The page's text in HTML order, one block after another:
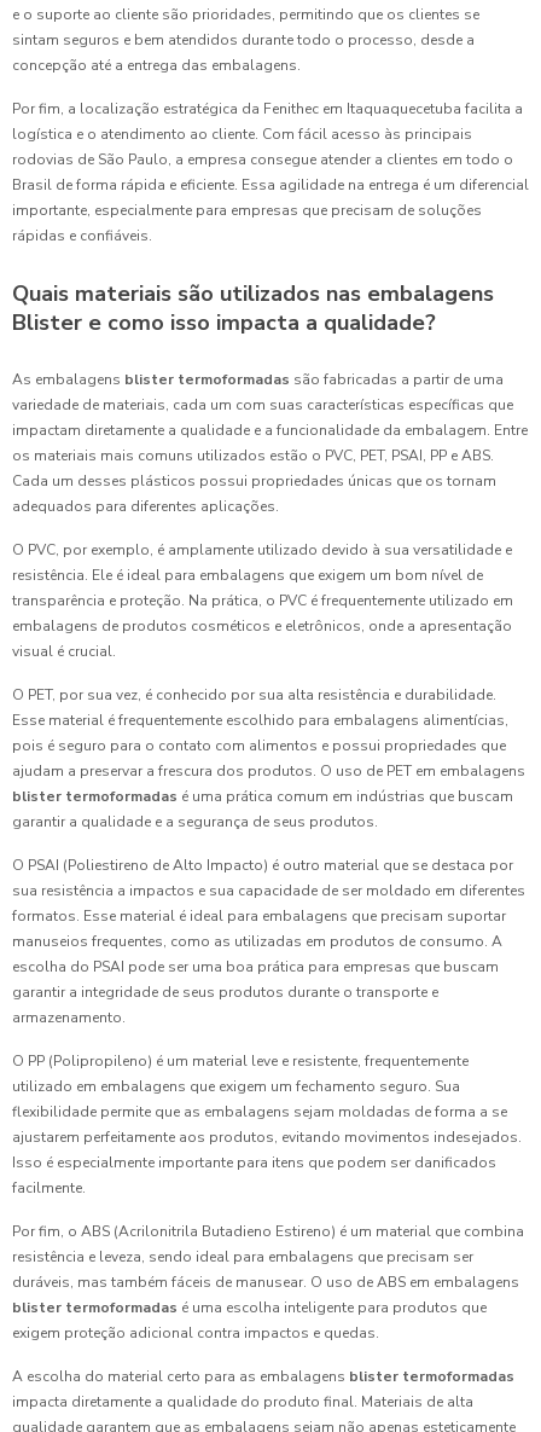
e o suporte ao cliente são prioridades, permitindo que os clientes se
sintam seguros e bem atendidos durante todo o processo, desde a
concepção até a entrega das embalagens.
Por fim, a localização estratégica da Fenithec em Itaquaquecetuba facilita a
logística e o atendimento ao cliente. Com fácil acesso às principais
rodovias de São Paulo, a empresa consegue atender a clientes em todo o
Brasil de forma rápida e eficiente. Essa agilidade na entrega é um diferencial
importante, especialmente para empresas que precisam de soluções
rápidas e confiáveis.
Quais materiais são utilizados nas embalagens
Blister e como isso impacta a qualidade?
As embalagens blister termoformadas são fabricadas a partir de uma
variedade de materiais, cada um com suas características específicas que
impactam diretamente a qualidade e a funcionalidade da embalagem. Entre
os materiais mais comuns utilizados estão o PVC, PET, PSAI, PP e ABS.
Cada um desses plásticos possui propriedades únicas que os tornam
adequados para diferentes aplicações.
O PVC, por exemplo, é amplamente utilizado devido à sua versatilidade e
resistência. Ele é ideal para embalagens que exigem um bom nível de
transparência e proteção. Na prática, o PVC é frequentemente utilizado em
embalagens de produtos cosméticos e eletrônicos, onde a apresentação
visual é crucial.
O PET, por sua vez, é conhecido por sua alta resistência e durabilidade.
Esse material é frequentemente escolhido para embalagens alimentícias,
pois é seguro para o contato com alimentos e possui propriedades que
ajudam a preservar a frescura dos produtos. O uso de PET em embalagens
blister termoformadas é uma prática comum em indústrias que buscam
garantir a qualidade e a segurança de seus produtos.
O PSAI (Poliestireno de Alto Impacto) é outro material que se destaca por
sua resistência a impactos e sua capacidade de ser moldado em diferentes
formatos. Esse material é ideal para embalagens que precisam suportar
manuseios frequentes, como as utilizadas em produtos de consumo. A
escolha do PSAI pode ser uma boa prática para empresas que buscam
garantir a integridade de seus produtos durante o transporte e
armazenamento.
O PP (Polipropileno) é um material leve e resistente, frequentemente
utilizado em embalagens que exigem um fechamento seguro. Sua
flexibilidade permite que as embalagens sejam moldadas de forma a se
ajustarem perfeitamente aos produtos, evitando movimentos indesejados.
Isso é especialmente importante para itens que podem ser danificados
facilmente.
Por fim, o ABS (Acrilonitrila Butadieno Estireno) é um material que combina
resistência e leveza, sendo ideal para embalagens que precisam ser
duráveis, mas também fáceis de manusear. O uso de ABS em embalagens
blister termoformadas é uma escolha inteligente para produtos que
exigem proteção adicional contra impactos e quedas.
A escolha do material certo para as embalagens blister termoformadas
impacta diretamente a qualidade do produto final. Materiais de alta
qualidade garantem que as embalagens sejam não apenas esteticamente